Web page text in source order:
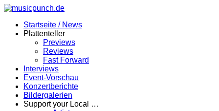
Zum
springenStartseite / News
Plattenteller
Previews
Reviews
Fast Forward
Interviews
Event-Vorschau
Konzertberichte
Bildergalerien
Support your Local …